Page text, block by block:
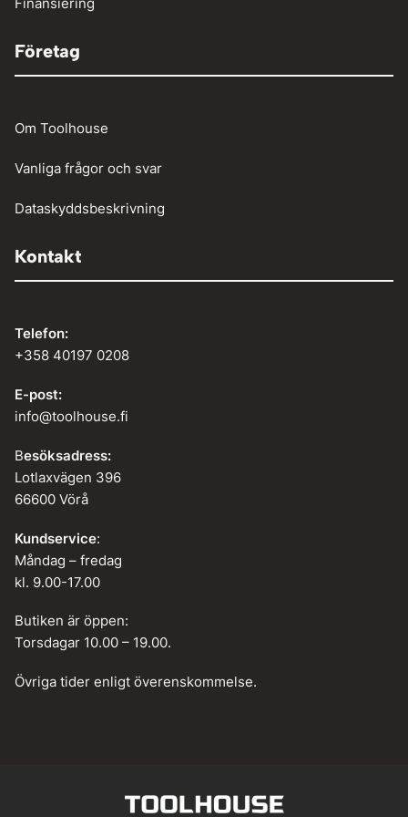
Företag
Om Toolhouse
Vanliga frågor och svar
Dataskyddsbeskrivning
Kontakt
Telefon:
+358 40197 0208
E-post:
info@toolhouse.fi
Besöksadress:
Lotlaxvägen 396
66600 Vörå
Kundservice:
Måndag – fredag
kl. 9.00-17.00
Butiken är öppen:
Torsdagar 10.00 – 19.00.
Övriga tider enligt överenskommelse.